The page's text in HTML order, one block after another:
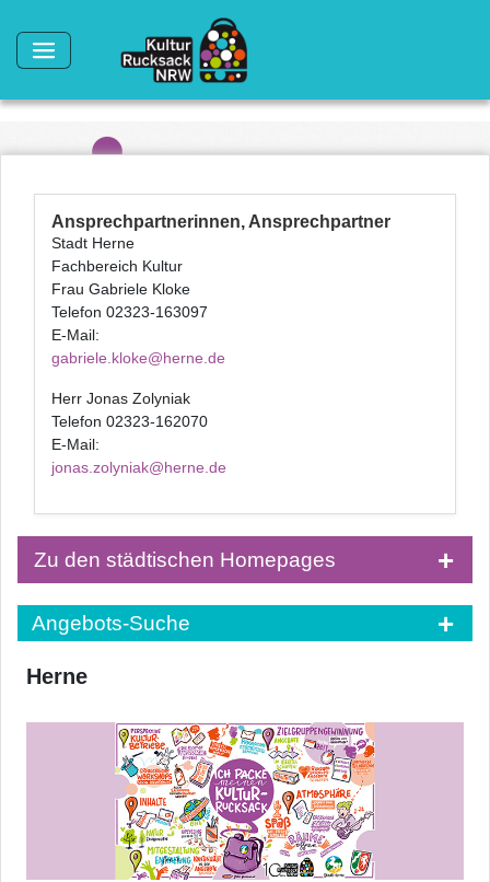
Ansprechpartnerinnen, Ansprechpartner
Stadt Herne
Fachbereich Kultur
Frau Gabriele Kloke
Telefon 02323-163097
E-Mail:
gabriele.kloke@herne.de
Herr Jonas Zolyniak
Telefon 02323-162070
E-Mail:
jonas.zolyniak@herne.de
Zu den städtischen Homepages
Angebots-Suche
Herne